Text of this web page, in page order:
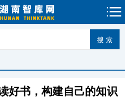
好书，构建自己的知识